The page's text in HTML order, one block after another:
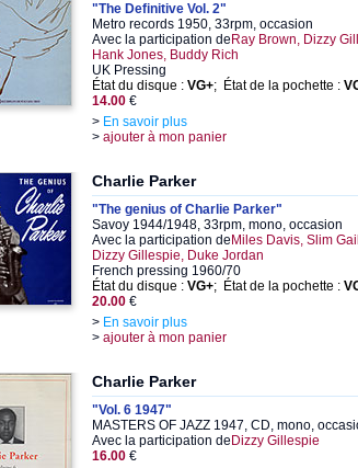
"The Definitive Vol. 2"
Metro records 1950, 33rpm, occasion
Avec la participation de Ray Brown, Dizzy
Hank Jones, Buddy Rich
UK Pressing
État du disque : VG+; État de la pochette :
14.00 €
> En savoir plus
> ajouter à mon panier
Charlie Parker
"The genius of Charlie Parker"
Savoy 1944/1948, 33rpm, mono, occasion
Avec la participation de Miles Davis, Slim
Dizzy Gillespie, Duke Jordan
French pressing 1960/70
État du disque : VG+; État de la pochette :
20.00 €
> En savoir plus
> ajouter à mon panier
Charlie Parker
"Vol. 6 1947"
MASTERS OF JAZZ 1947, CD, mono,
Avec la participation de Dizzy Gillespie
16.00 €